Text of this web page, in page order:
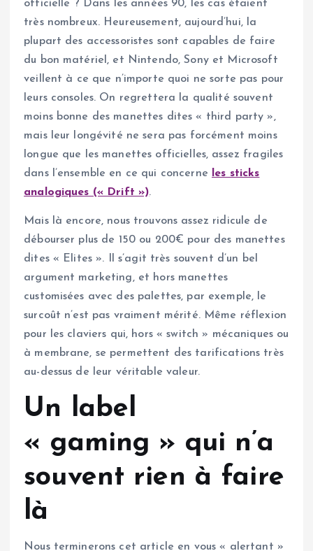
officielle ? Dans les années 90, les cas étaient
très nombreux. Heureusement, aujourd’hui, la
plupart des accessoristes sont capables de faire
du bon matériel, et Nintendo, Sony et Microsoft
veillent à ce que n’importe quoi ne sorte pas pour
leurs consoles. On regrettera la qualité souvent
moins bonne des manettes dites « third party »,
mais leur longévité ne sera pas forcément moins
longue que les manettes officielles, assez fragiles
dans l’ensemble en ce qui concerne les sticks
analogiques (« Drift »).
Mais là encore, nous trouvons assez ridicule de
débourser plus de 150 ou 200€ pour des manettes
dites « Elites ». Il s’agit très souvent d’un bel
argument marketing, et hors manettes
customisées avec des palettes, par exemple, le
surcoût n’est pas vraiment mérité. Même réflexion
pour les claviers qui, hors « switch » mécaniques ou
à membrane, se permettent des tarifications très
au-dessus de leur véritable valeur.
Un label
« gaming » qui n’a
souvent rien à faire
là
Nous terminerons cet article en vous « alertant »